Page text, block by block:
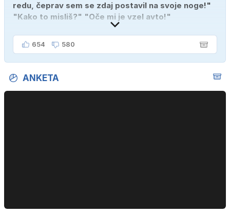
redu, čeprav sem se zdaj postavil na svoje noge!"
"Kako to misliš?" "Oče mi je vzel avto!"
654 580
ANKETA